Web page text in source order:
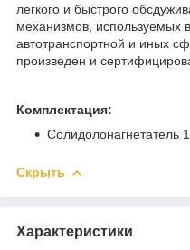
легкого и быстрого
механизмов, используемых
автотранспортной и иных
произведен и
Комплектация:
Солидолонагнетатель
Скрыть
Характеристики